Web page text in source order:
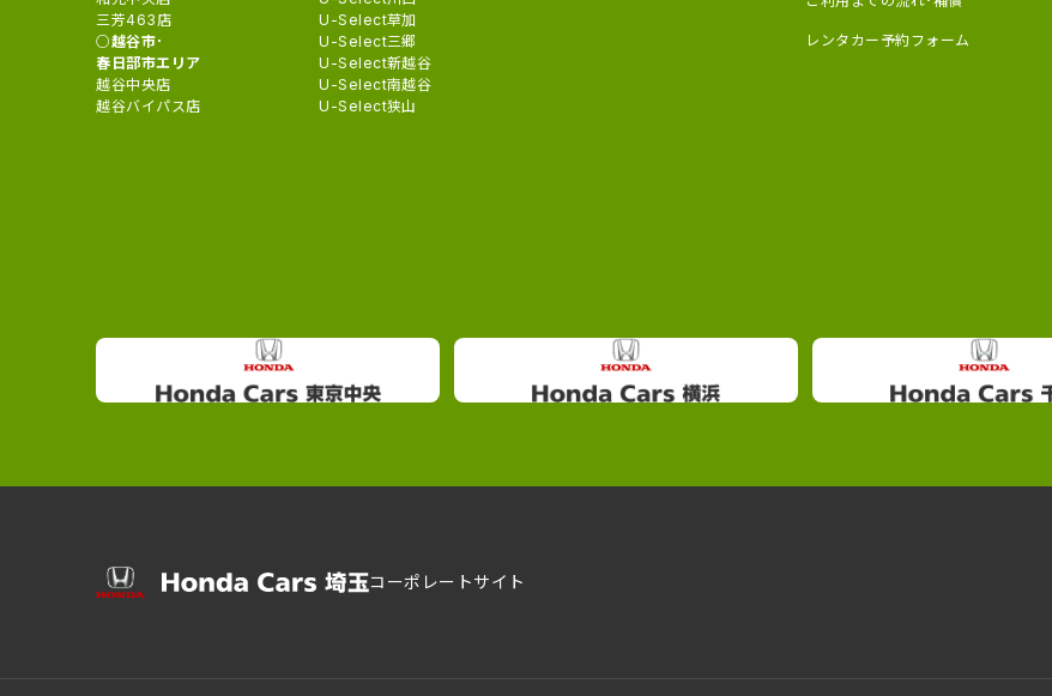
三芳463店
越谷市･
春日部市エリア
越谷中央店
越谷バイパス店
U-Select草加
U-Select三郷
U-Select新越谷
U-Select南越谷
U-Select狭山
レンタカー予約フォーム
コーポレートサイト